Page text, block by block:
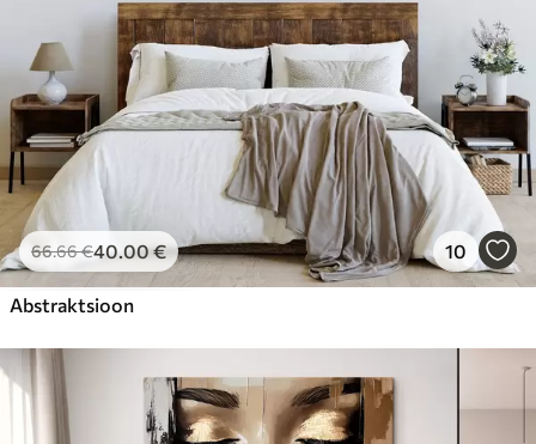
66.66€40.00€ 10
Abstraktsioon